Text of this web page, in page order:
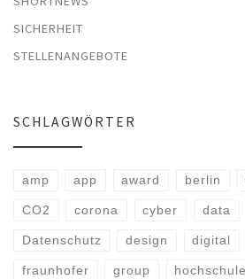
SICHERHEIT
STELLENANGEBOTE
SCHLAGWÖRTER
amp app award berlin
CO2 corona cyber data
Datenschutz design digital
fraunhofer group hochschule